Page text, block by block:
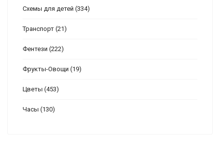
Схемы для детей (334)
Транспорт (21)
Фентези (222)
Фрукты-Овощи (19)
Цветы (453)
Часы (130)